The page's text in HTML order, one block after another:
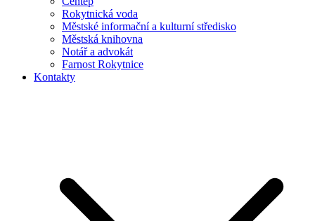
Rokytnická voda
Městské informační a kulturní středisko
Městská knihovna
Notář a advokát
Farnost Rokytnice
Kontakty